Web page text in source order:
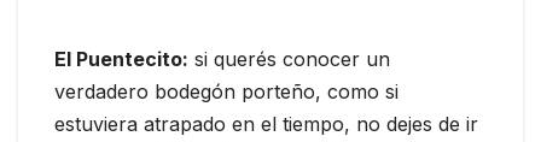
El Puentecito: si querés conocer un
verdadero bodegón porteño, como si
estuviera atrapado en el tiempo, no dejes de ir